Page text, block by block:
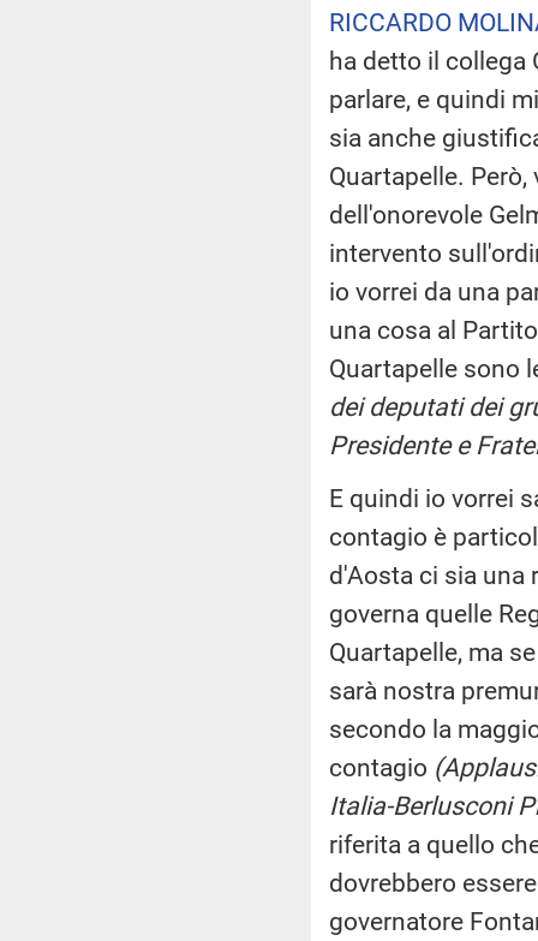
RICCARDO
ha detto il collega
parlare, e quindi
sia anche
Quartapelle.
dell'onorevole
intervento
io vorrei da una
una cosa al
Quartapelle sono
dei deputati dei
Presidente e
E quindi io vorrei
contagio è
d'Aosta ci sia una
governa quelle
Quartapelle, ma
sarà nostra
secondo la
contagio
Italia-Berlusconi
riferita a quello
dovrebbero
governatore